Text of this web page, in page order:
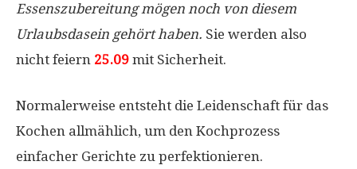
Essenszubereitung mögen noch von diesem
Urlaubsdasein gehört haben. Sie werden also
nicht feiern 25.09 mit Sicherheit.
Normalerweise entsteht die Leidenschaft für das
Kochen allmählich, um den Kochprozess
einfacher Gerichte zu perfektionieren.